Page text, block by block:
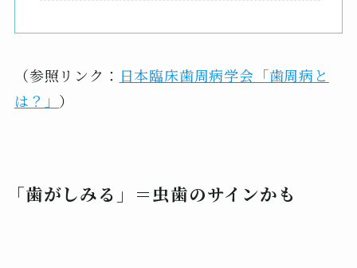
（参照リンク： 日本臨床歯周病学会「歯周病と
は？」 ）
「歯がしみる」＝虫歯のサインかも